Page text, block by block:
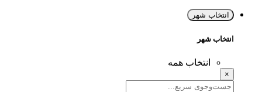
انتخاب شهر
انتخاب شهر
انتخاب همه
×